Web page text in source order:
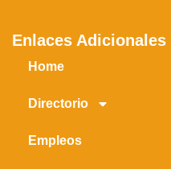
Enlaces Adicionales
Home
Directorio
Empleos